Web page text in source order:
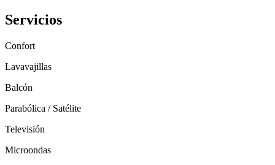
Servicios
Confort
Lavavajillas
Balcón
Parabólica / Satélite
Televisión
Microondas